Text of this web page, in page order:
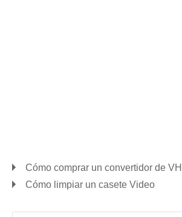
Cómo comprar un convertidor de
Cómo limpiar un casete Video